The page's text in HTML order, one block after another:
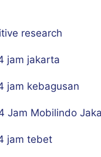
research
jam jakarta
jam kebagusan
Jam Mobilindo
jam tebet